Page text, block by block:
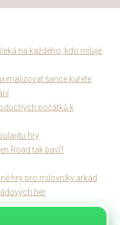
na každého, kdo miluje
šance kuřete
počátků k
hry
Road tak baví?
hry pro milovníky arkád
her